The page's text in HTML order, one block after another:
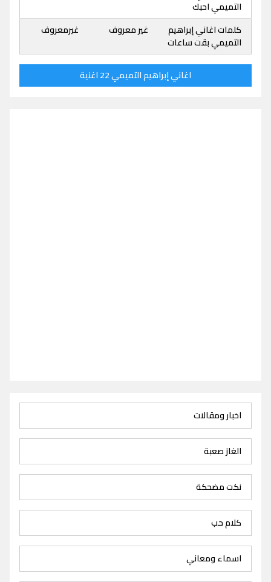
التميمي احبك
كلمات اغاني إبراهيم
التميمي بقت ساعات
غير معروف غيرمعروف
اغاني إبراهيم التميمي 22 اغنية
اخبار ومقالات
الغاز صعبة
نكت مضحكة
كلام حب
اسماء ومعاني